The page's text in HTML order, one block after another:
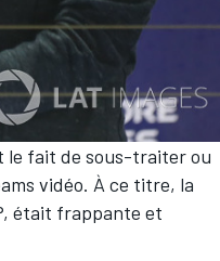
le fait de sous-traiter ou
vidéo. À ce titre, la
était frappante et